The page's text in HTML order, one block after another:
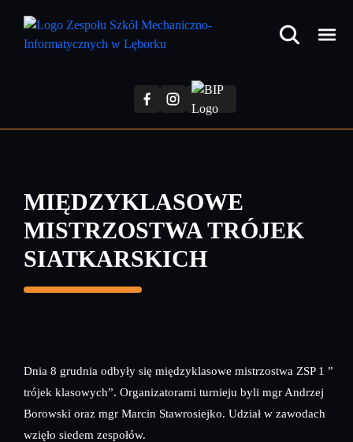
treści
MIĘDZYKLASOWE
MISTRZOSTWA TRÓJEK
SIATKARSKICH
Dnia 8 grudnia odbyły się międzyklasowe mistrzostwa ZSP 1 ”
trójek klasowych”. Organizatorami turnieju byli mgr Andrzej
Borowski oraz mgr Marcin Stawrosiejko. Udział w zawodach
wzięło siedem zespołów.